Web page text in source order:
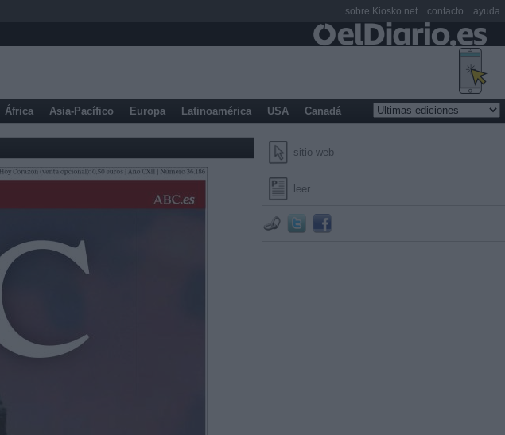
África Asia-Pacífico Europa Latinoamérica USA Canadá
sitio web
leer
sobre Kiosko.net contacto ayuda